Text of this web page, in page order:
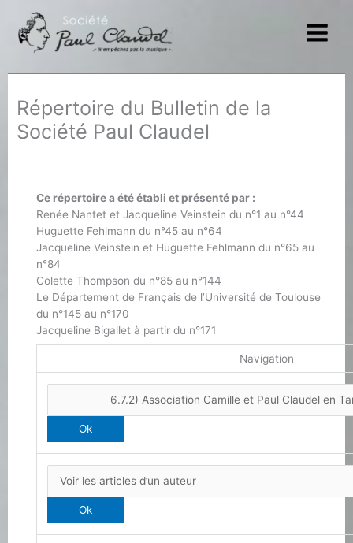
contenu
Répertoire du Bulletin de la
Société Paul Claudel
Ce répertoire a été établi et présenté par :
Renée Nantet et Jacqueline Veinstein du n°1 au n°44
Huguette Fehlmann du n°45 au n°64
Jacqueline Veinstein et Huguette Fehlmann du n°65 au
n°84
Colette Thompson du n°85 au n°144
Le Département de Français de l’Université de Toulouse
du n°145 au n°170
Jacqueline Bigallet à partir du n°171
Navigation